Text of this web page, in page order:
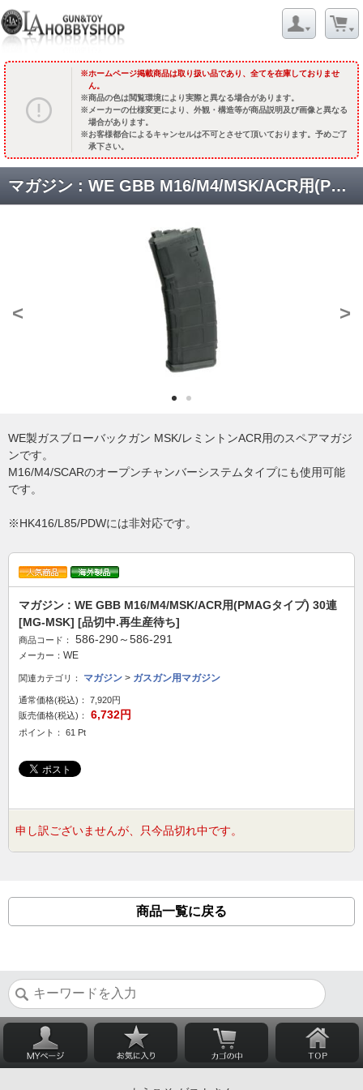
ホームページ掲載商品は取り扱い品であり、全てを在庫しておりませ
ん。
商品の色は閲覧環境により実際と異なる場合があります。
メーカーの仕様変更により、外観・構造等が商品説明及び画像と異なる
場合があります。
お客様都合によるキャンセルは不可とさせて頂いております。予めご了
承下さい。
マガジン : WE GBB M16/M4/MSK/ACR用(PMAGタイプ) 30連 [MG-MSK] [品切中.再生産待ち]
< >
WE製ガスブローバックガン MSK/レミントンACR用のスペアマガジ
ンです。
M16/M4/SCARのオープンチャンバーシステムタイプにも使用可能
です。
※HK416/L85/PDWには非対応です。
マガジン : WE GBB M16/M4/MSK/ACR用(PMAGタイプ) 30連
[MG-MSK] [品切中.再生産待ち]
商品コード： 586-290～586-291
メーカー： WE
関連カテゴリ： マガジン > ガスガン用マガジン
通常価格(税込)：
7,920円
販売価格(税込)：
6,732円
ポイント： 61 Pt
申し訳ございませんが、只今品切れ中です。
商品一覧に戻る